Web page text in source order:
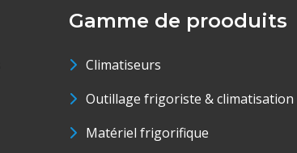
Gamme de prooduits
Climatiseurs
Outillage frigoriste & climatisation
Matériel frigorifique